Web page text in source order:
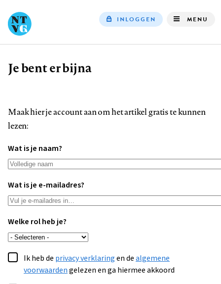
INLOGGEN MENU
Kruimelpad
Je bent er bijna
Maak hier je account aan om het artikel gratis te kunnen
lezen:
Wat is je naam?
Wat is je e-mailadres?
Welke rol heb je?
Ik heb de privacy verklaringen dealgemene
voorwaardengelezen en ga hiermee akkoord